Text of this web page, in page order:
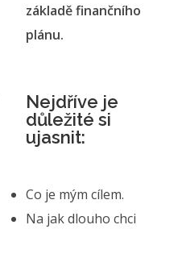
základě finančního
plánu.
Nejdříve je
důležité si
ujasnit:
Co je mým cílem.
Na jak dlouho chci